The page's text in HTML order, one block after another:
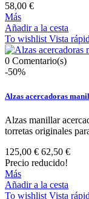
58,00 €
Más
Añadir a la cesta
To wishlist Vista
0 Comentario(s)
-50%
Alzas acercadoras
Alzas manillar
torretas originales
125,00 € 62,50 €
Precio reducido!
Más
Añadir a la cesta
To wishlist Vista